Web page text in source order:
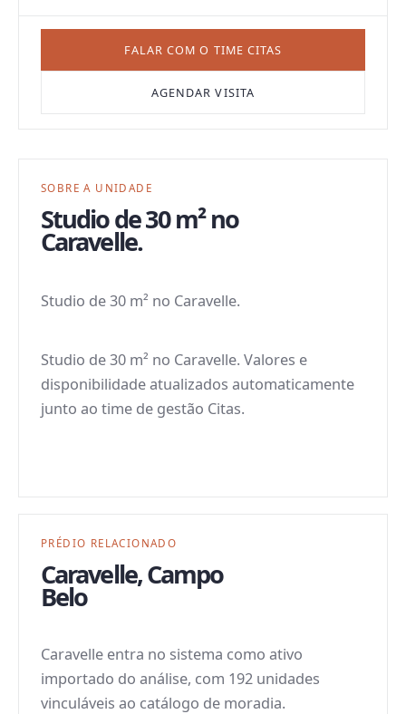
FALAR COM O TIME CITAS
AGENDAR VISITA
SOBRE A UNIDADE
Studiode30 m²no
Caravelle.
Studio de 30 m² no Caravelle.
Studio de 30 m² no Caravelle. Valores e
disponibilidade atualizados automaticamente
junto ao time de gestão Citas.
PRÉDIO RELACIONADO
Caravelle,Campo
Belo
Caravelle entra no sistema como ativo
importado do análise, com 192 unidades
vinculáveis ao catálogo de moradia.